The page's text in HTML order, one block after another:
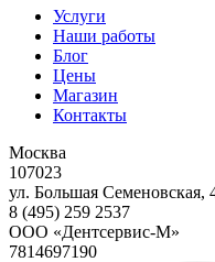
Услуги
Наши работы
Блог
Цены
Магазин
Контакты
Москва
107023
ул. Большая Семеновская,
8 (495) 259 2537
ООО «Дентсервис-М»
7814697190